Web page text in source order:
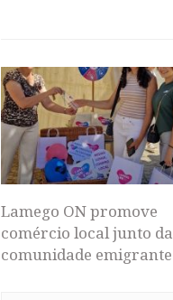
Lamego ON promove
comércio local junto da
comunidade emigrante